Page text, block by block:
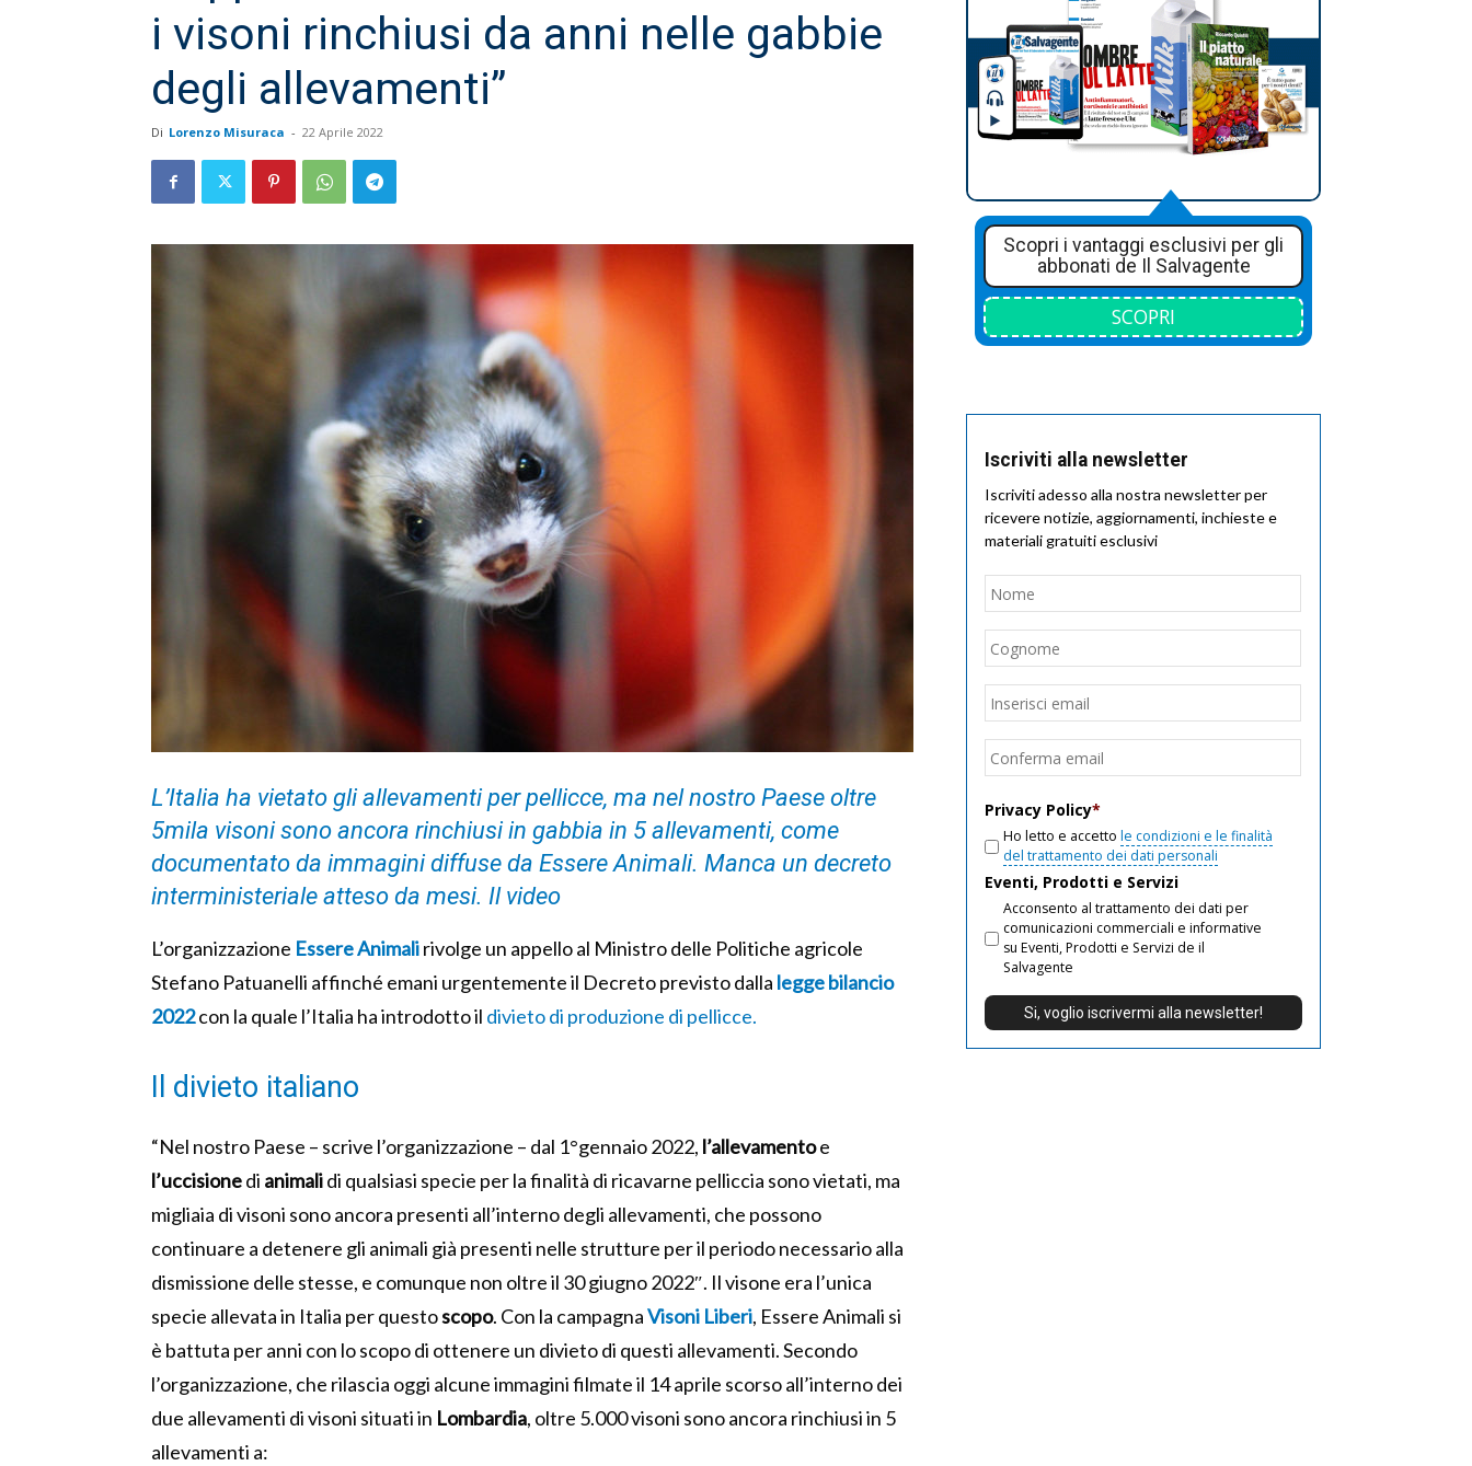
i visoni rinchiusi da anni nelle gabbie
degli allevamenti”
Di Lorenzo Misuraca - 22 Aprile 2022
L’Italia ha vietato gli allevamenti per pellicce, ma nel nostro Paese oltre
5mila visoni sono ancora rinchiusi in gabbia in 5 allevamenti, come
documentato da immagini diffuse da Essere Animali. Manca un decreto
interministeriale atteso da mesi. Il video
L’organizzazione Essere Animalirivolge un appello al Ministro delle Politiche agricole
Stefano Patuanelli affinché emani urgentemente il Decreto previsto dalla legge bilancio
2022con la quale l’Italia ha introdotto il divieto di produzione di pellicce.
Il divieto italiano
“Nel nostro Paese – scrive l’organizzazione – dal 1°gennaio 2022, l’allevamentoe
l’uccisionedi animalidi qualsiasi specie per la finalità di ricavarne pelliccia sono vietati, ma
migliaia di visoni sono ancora presenti all’interno degli allevamenti, che possono
continuare a detenere gli animali già presenti nelle strutture per il periodo necessario alla
dismissione delle stesse, e comunque non oltre il 30 giugno 2022″. Il visone era l’unica
specie allevata in Italia per questoscopo. Con la campagnaVisoni Liberi, Essere Animali si
è battuta per anni con lo scopo di ottenere un divieto di questi allevamenti. Secondo
l’organizzazione, che rilascia oggi alcune immagini filmate il 14 aprile scorso all’interno dei
due allevamenti di visoni situati in Lombardia, oltre 5.000 visoni sono ancora rinchiusi in 5
allevamenti a:
Scopri i vantaggi esclusivi per gli
abbonati de Il Salvagente
SCOPRI
Iscriviti alla newsletter
Iscriviti adesso alla nostra newsletter per
ricevere notizie, aggiornamenti, inchieste e
materiali gratuiti esclusivi
Nome
Email
Privacy Policy*
Ho letto e accetto le condizioni e le finalità
del trattamento dei dati personali
Eventi, Prodotti e Servizi
Acconsento al trattamento dei dati per
comunicazioni commerciali e informative
su Eventi, Prodotti e Servizi de il
Salvagente